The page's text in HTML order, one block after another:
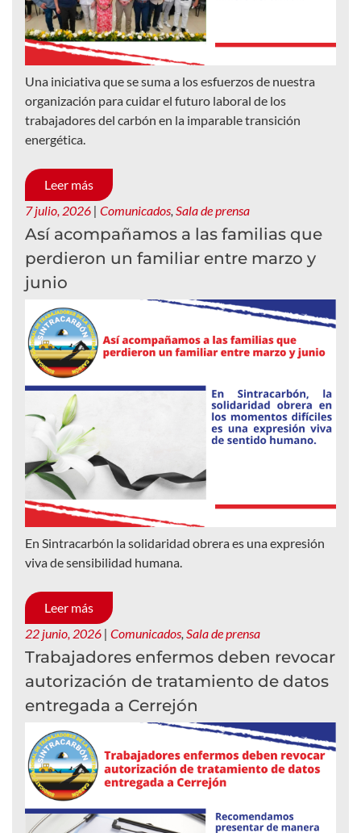
Una iniciativa que se suma a los esfuerzos de nuestra
organización para cuidar el futuro laboral de los
trabajadores del carbón en la imparable transición
energética.
Leer más
7 julio, 2026 | Comunicados, Sala de prensa
Así acompañamos a las familias que
perdieron un familiar entre marzo y
junio
En Sintracarbón la solidaridad obrera es una expresión
viva de sensibilidad humana.
Leer más
22 junio, 2026 | Comunicados, Sala de prensa
Trabajadores enfermos deben revocar
autorización de tratamiento de datos
entregada a Cerrejón